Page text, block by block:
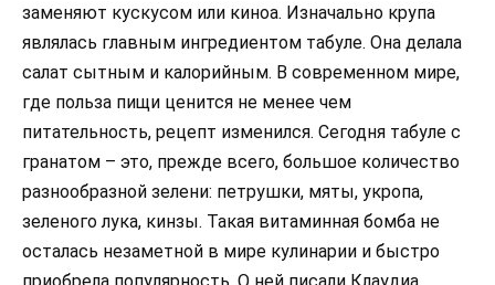
заменяют кускусом или киноа. Изначально крупа
являлась главным ингредиентом табуле. Она делала
салат сытным и калорийным. В современном мире,
где польза пищи ценится не менее чем
питательность, рецепт изменился. Сегодня табуле с
гранатом – это, прежде всего, большое количество
разнообразной зелени: петрушки, мяты, укропа,
зеленого лука, кинзы. Такая витаминная бомба не
осталась незаметной в мире кулинарии и быстро